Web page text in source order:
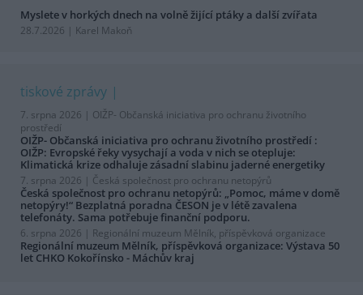
Myslete v horkých dnech na volně žijící ptáky a další zvířata
28.7.2026 | Karel Makoň
tiskové zprávy
7. srpna 2026 | OIŽP- Občanská iniciativa pro ochranu životního
prostředí
OIŽP- Občanská iniciativa pro ochranu životního prostředí :
OIŽP: Evropské řeky vysychají a voda v nich se otepluje:
Klimatická krize odhaluje zásadní slabinu jaderné energetiky
7. srpna 2026 | Česká společnost pro ochranu netopýrů
Česká společnost pro ochranu netopýrů: „Pomoc, máme v domě
netopýry!“ Bezplatná poradna ČESON je v létě zavalena
telefonáty. Sama potřebuje finanční podporu.
6. srpna 2026 | Regionální muzeum Mělník, příspěvková organizace
Regionální muzeum Mělník, příspěvková organizace: Výstava 50
let CHKO Kokořínsko - Máchův kraj